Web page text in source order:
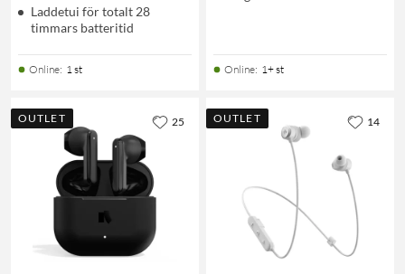
Laddetui för totalt 28
timmars batteritid
Online: 1 st Online: 1+ st
OUTLET 25 OUTLET 14